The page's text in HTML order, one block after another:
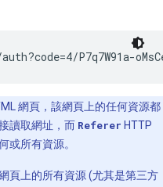
P7q7W91a-
網頁，該網頁上的任何資源都
讀取網址，而 Referer HTTP
或所有資源。
頁上的所有資源 (尤其是第三方